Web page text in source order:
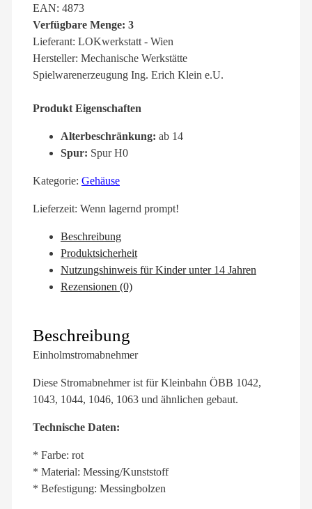
EAN: 4873
Verfügbare Menge: 3
Lieferant: LOKwerkstatt - Wien
Hersteller: Mechanische Werkstätte
Spielwarenerzeugung Ing. Erich Klein e.U.
Produkt Eigenschaften
Alterbeschränkung: ab 14
Spur: Spur H0
Kategorie: Gehäuse
Lieferzeit: Wenn lagernd prompt!
Beschreibung
Produktsicherheit
Nutzungshinweis für Kinder unter 14 Jahren
Rezensionen (0)
Beschreibung
Einholmstromabnehmer
Diese Stromabnehmer ist für Kleinbahn ÖBB 1042,
1043, 1044, 1046, 1063 und ähnlichen gebaut.
Technische Daten:
* Farbe: rot
* Material: Messing/Kunststoff
* Befestigung: Messingbolzen